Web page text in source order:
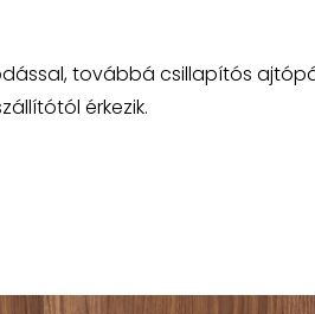
továbbá csillapítós
érkezik.